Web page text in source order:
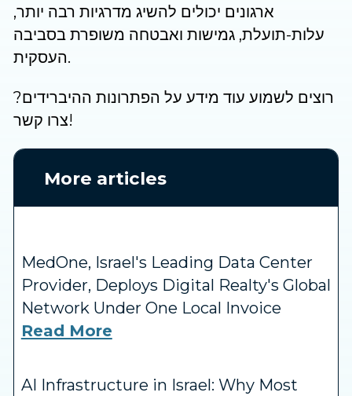
ארגונים יכולים להשיג מדרגיות רבה יותר,
עלות-תועלת, גמישות ואבטחה משופרת בסביבה
העסקית.
רוצים לשמוע עוד מידע על הפתרונות ההיברידים?
צרו קשר!
More articles
MedOne, Israel's Leading Data Center
Provider, Deploys Digital Realty's Global
Network Under One Local Invoice
Read More
AI Infrastructure in Israel: Why Most